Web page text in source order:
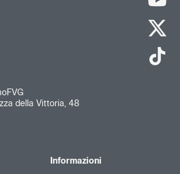
della Vittoria, 48
Informazioni